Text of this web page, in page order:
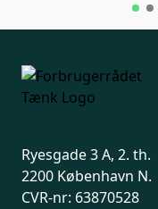
Ryesgade 3 A, 2. th.
2200 København N.
CVR-nr: 63870528